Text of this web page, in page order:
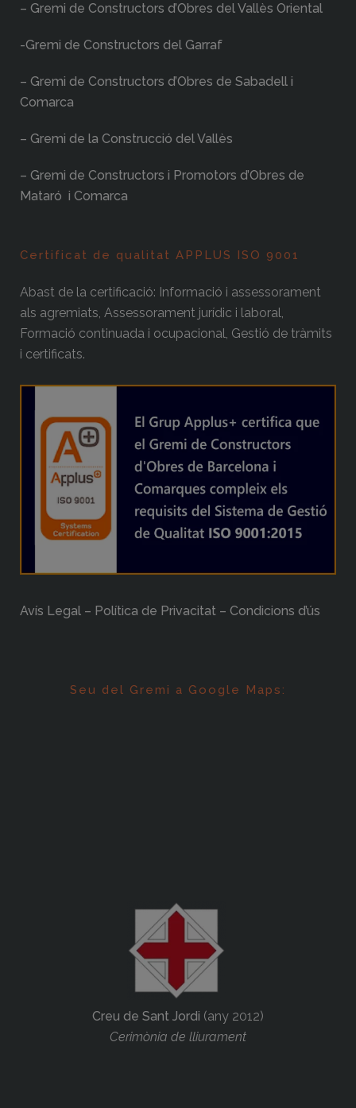
– Gremi de Constructors d’Obres del Vallès Oriental
-Gremi de Constructors del Garraf
– Gremi de Constructors d’Obres de Sabadell i
Comarca
– Gremi de la Construcció del Vallès
– Gremi de Constructors i Promotors d’Obres de
Mataró i Comarca
Certificat de qualitat APPLUS ISO 9001
Abast de la certificació: Informació i assessorament
als agremiats, Assessorament jurídic i laboral,
Formació continuada i ocupacional, Gestió de tràmits
i certificats.
Avís Legal – Política de Privacitat – Condicions d’ús
Seu del Gremi a Google Maps:
Creu de Sant Jordi (any 2012)
Cerimònia de lliurament